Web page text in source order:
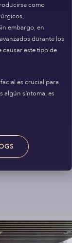
como
embargo, en
durante los
causar este tipo de
es crucial para
algún síntoma, es